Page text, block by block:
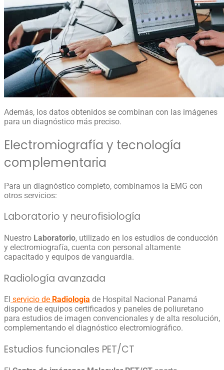
Además, los datos obtenidos se combinan con las imágenes
para un diagnóstico más preciso.
Electromiografía y tecnología
complementaria
Para un diagnóstico completo, combinamos la EMG con
otros servicios:
Laboratorio y neurofisiología
Nuestro Laboratorio, utilizado en los estudios de conducción
y electromiografía, cuenta con personal altamente
capacitado y equipos de vanguardia.
Radiología avanzada
El servicio de Radiologia de Hospital Nacional Panamá
dispone de equipos certificados y paneles de poliuretano
para estudios de imagen convencionales y de alta resolución,
complementando el diagnóstico electromiográfico.
Estudios funcionales PET/CT